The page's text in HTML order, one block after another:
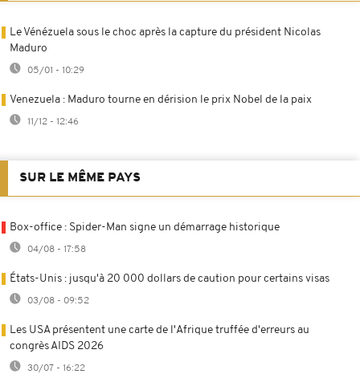
Le Vénézuela sous le choc après la capture du président Nicolas
Maduro
05/01 - 10:29
Venezuela : Maduro tourne en dérision le prix Nobel de la paix
11/12 - 12:46
SUR LE MÊME PAYS
Box-office : Spider-Man signe un démarrage historique
04/08 - 17:58
États-Unis : jusqu'à 20 000 dollars de caution pour certains visas
03/08 - 09:52
Les USA présentent une carte de l'Afrique truffée d'erreurs au
congrès AIDS 2026
30/07 - 16:22